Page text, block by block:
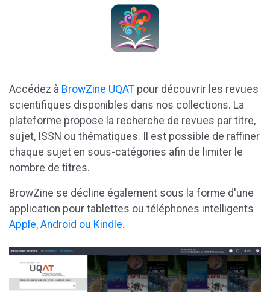
Accédez à BrowZine UQAT pour découvrir les revues
scientifiques disponibles dans nos collections. La
plateforme propose la recherche de revues par titre,
sujet, ISSN ou thématiques. Il est possible de raffiner
chaque sujet en sous-catégories afin de limiter le
nombre de titres.
BrowZine se décline également sous la forme d'une
application pour tablettes ou téléphones intelligents
Apple, Android ou Kindle.